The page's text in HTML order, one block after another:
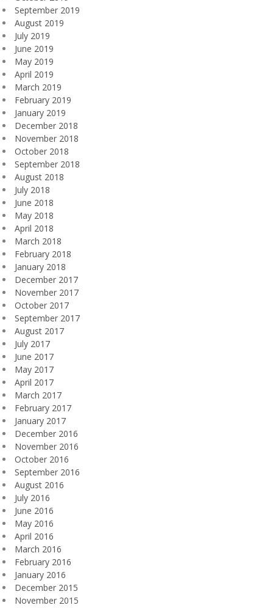
September 2019
August 2019
July 2019
June 2019
May 2019
April 2019
March 2019
February 2019
January 2019
December 2018
November 2018
October 2018
September 2018
August 2018
July 2018
June 2018
May 2018
April 2018
March 2018
February 2018
January 2018
December 2017
November 2017
October 2017
September 2017
August 2017
July 2017
June 2017
May 2017
April 2017
March 2017
February 2017
January 2017
December 2016
November 2016
October 2016
September 2016
August 2016
July 2016
June 2016
May 2016
April 2016
March 2016
February 2016
January 2016
December 2015
November 2015